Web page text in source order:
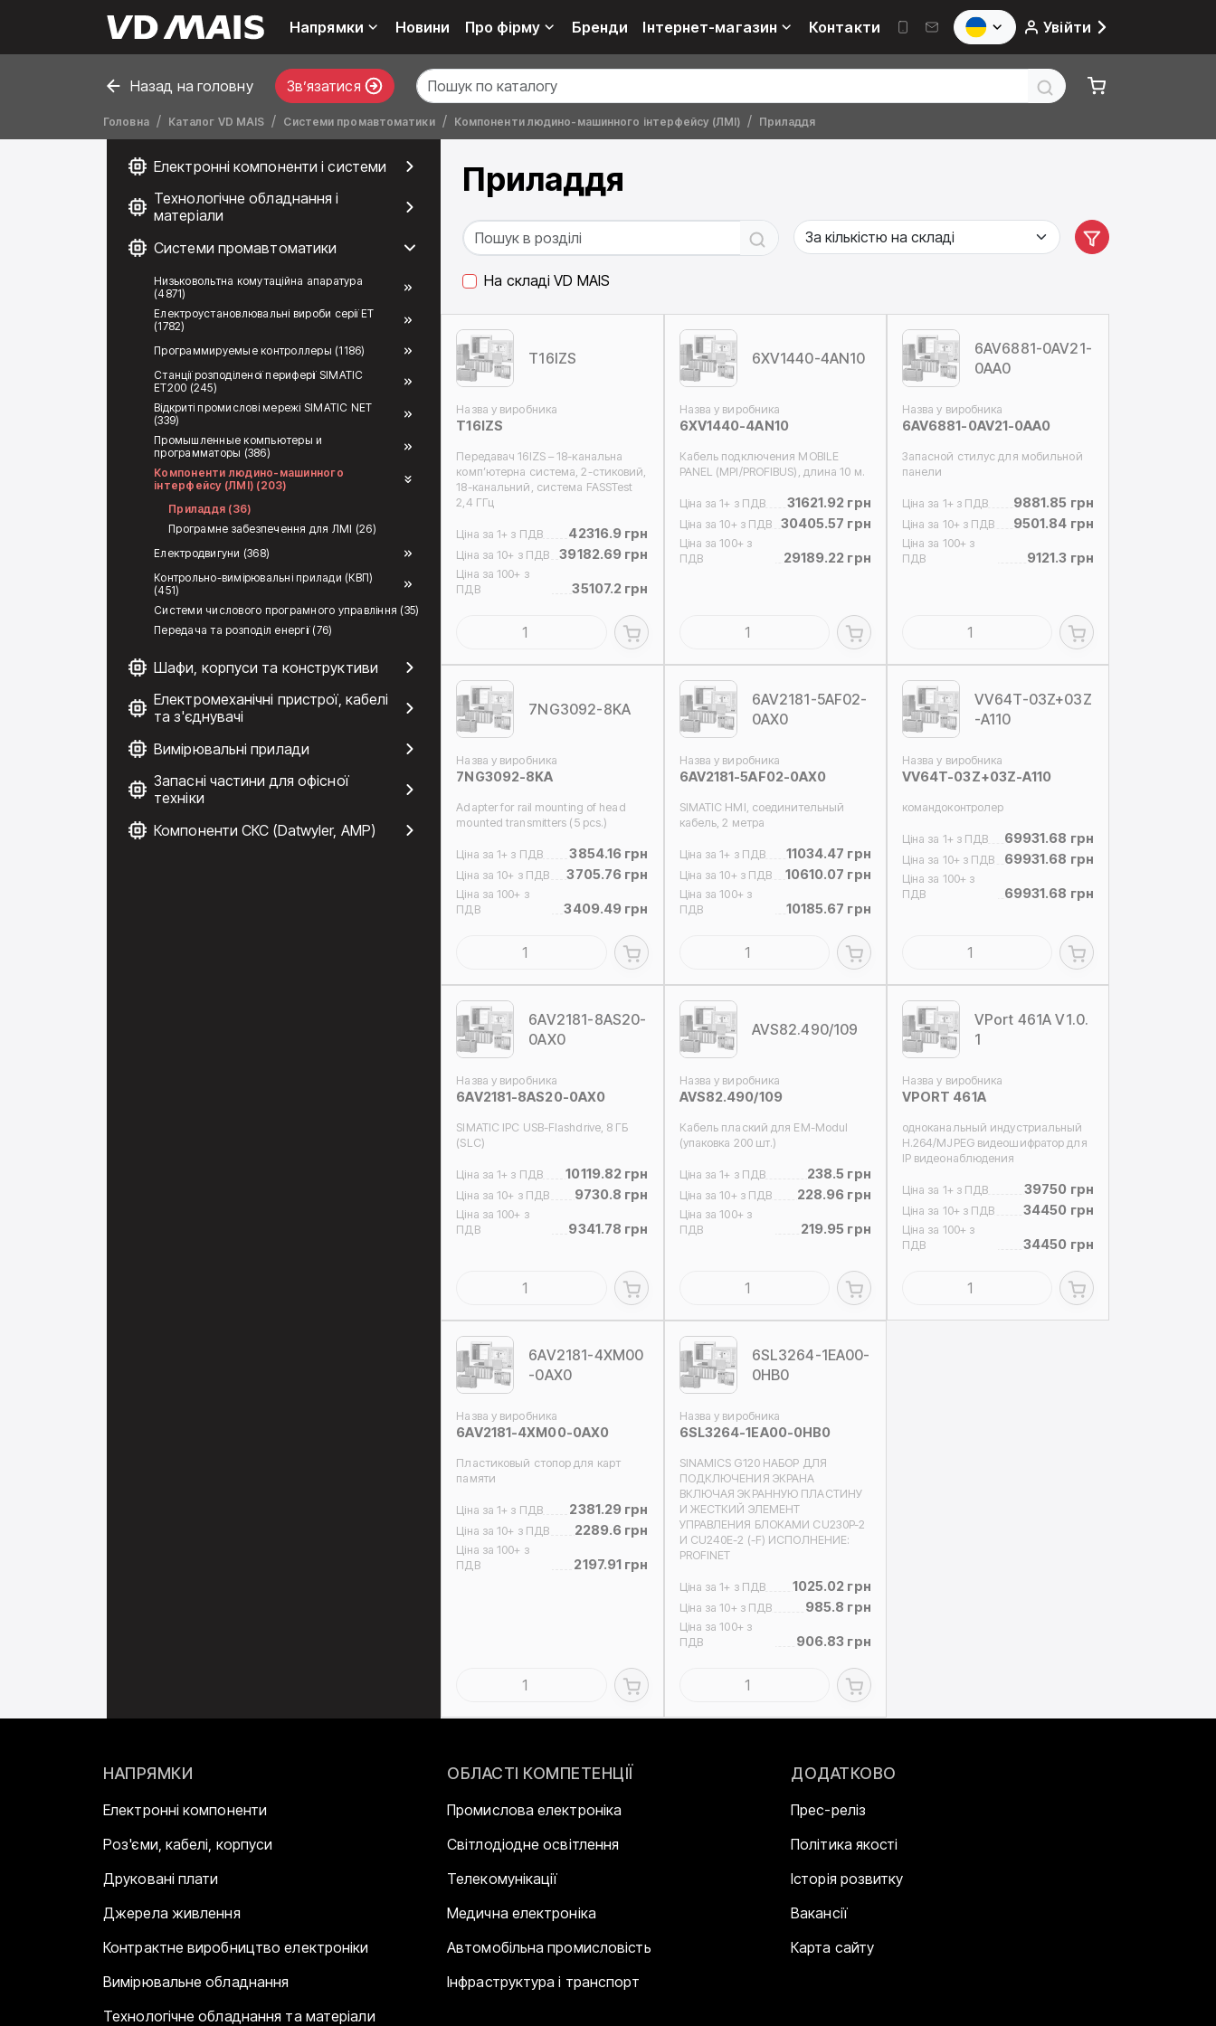
Напрямки Новини Про фірму Бренди Інтернет-магазин Контакти Увійти
Назад на головну Звʼязатися
Головна Каталог VD MAIS Системи промавтоматики Компоненти людино-машинного інтерфейсу (ЛМІ) Приладдя
Електронні компоненти і системи
Технологічне обладнання і
матеріали
Системи промавтоматики
Низьковольтна комутаційна апаратура
(4871)
Електроустановлювальні вироби серії ЕТ
(1782)
Программируемые контроллеры (1186)
Станції розподіленої периферії SIMATIC
ET200 (245)
Відкриті промислові мережі SIMATIC NET
(339)
Промышленные компьютеры и
программаторы (386)
Компоненти людино-машинного
інтерфейсу (ЛМІ) (203)
Приладдя (36)
Програмне забезпечення для ЛМІ (26)
Електродвигуни (368)
Контрольно-вимірювальні прилади (КВП)
(451)
Системи числового програмного управління (35)
Передача та розподіл енергії (76)
Шафи, корпуси та конструктиви
Електромеханічні пристрої, кабелі
та з'єднувачі
Вимірювальні прилади
Запасні частини для офісної
техніки
Компоненти СКС (Datwyler, AMP)
Приладдя
На складі VD MAIS
T16IZS
Назва у виробника
T16IZS
Передавач 16IZS – 18-канальна
комп’ютерна система, 2-стиковий,
18-канальний, система FASSTest
2,4 ГГц
Ціна за 1+ з ПДВ 42316.9 грн
Ціна за 10+ з ПДВ 39182.69 грн
Ціна за 100+ з
ПДВ
35107.2 грн
6XV1440-4AN10
Назва у виробника
6XV1440-4AN10
Кабель подключения MOBILE
PANEL (MPI/PROFIBUS), длина 10 м.
Ціна за 1+ з ПДВ 31621.92 грн
Ціна за 10+ з ПДВ 30405.57 грн
Ціна за 100+ з
ПДВ
29189.22 грн
6AV6881-0AV21-
0AA0
Назва у виробника
6AV6881-0AV21-0AA0
Запасной стилус для мобильной
панели
Ціна за 1+ з ПДВ 9881.85 грн
Ціна за 10+ з ПДВ 9501.84 грн
Ціна за 100+ з
ПДВ
9121.3 грн
7NG3092-8KA
Назва у виробника
7NG3092-8KA
Adapter for rail mounting of head
mounted transmitters (5 pcs.)
Ціна за 1+ з ПДВ 3854.16 грн
Ціна за 10+ з ПДВ 3705.76 грн
Ціна за 100+ з
ПДВ
3409.49 грн
6AV2181-5AF02-
0AX0
Назва у виробника
6AV2181-5AF02-0AX0
SIMATIC HMI, соединительный
кабель, 2 метра
Ціна за 1+ з ПДВ 11034.47 грн
Ціна за 10+ з ПДВ 10610.07 грн
Ціна за 100+ з
ПДВ
10185.67 грн
VV64T-03Z+03Z
-A110
Назва у виробника
VV64T-03Z+03Z-A110
командоконтролер
Ціна за 1+ з ПДВ 69931.68 грн
Ціна за 10+ з ПДВ 69931.68 грн
Ціна за 100+ з
ПДВ
69931.68 грн
6AV2181-8AS20-
0AX0
Назва у виробника
6AV2181-8AS20-0AX0
SIMATIC IPC USB-Flashdrive, 8 ГБ
(SLC)
Ціна за 1+ з ПДВ 10119.82 грн
Ціна за 10+ з ПДВ 9730.8 грн
Ціна за 100+ з
ПДВ
9341.78 грн
AVS82.490/109
Назва у виробника
AVS82.490/109
Кабель плаский для EM-Modul
(упаковка 200 шт.)
Ціна за 1+ з ПДВ 238.5 грн
Ціна за 10+ з ПДВ 228.96 грн
Ціна за 100+ з
ПДВ
219.95 грн
VPort 461A V1.0.
1
Назва у виробника
VPORT 461A
одноканальный индустриальный
H.264/MJPEG видеошифратор для
IP видеонаблюдения
Ціна за 1+ з ПДВ 39750 грн
Ціна за 10+ з ПДВ 34450 грн
Ціна за 100+ з
ПДВ
34450 грн
6AV2181-4XM00
-0AX0
Назва у виробника
6AV2181-4XM00-0AX0
Пластиковый стопор для карт
памяти
Ціна за 1+ з ПДВ 2381.29 грн
Ціна за 10+ з ПДВ 2289.6 грн
Ціна за 100+ з
ПДВ
2197.91 грн
6SL3264-1EA00-
0HB0
Назва у виробника
6SL3264-1EA00-0HB0
SINAMICS G120 НАБОР ДЛЯ
ПОДКЛЮЧЕНИЯ ЭКРАНА
ВКЛЮЧАЯ ЭКРАННУЮ ПЛАСТИНУ
И ЖЕСТКИЙ ЭЛЕМЕНТ
УПРАВЛЕНИЯ БЛОКАМИ CU230P-2
И CU240E-2 (-F) ИСПОЛНЕНИЕ:
PROFINET
Ціна за 1+ з ПДВ 1025.02 грн
Ціна за 10+ з ПДВ 985.8 грн
Ціна за 100+ з
ПДВ
906.83 грн
НАПРЯМКИ
Електронні компоненти
Роз'єми, кабелі, корпуси
Друковані плати
Джерела живлення
Контрактне виробництво електроніки
Вимірювальне обладнання
Технологічне обладнання та матеріали
ОБЛАСТІ КОМПЕТЕНЦІЇ
Промислова електроніка
Світлодіодне освітлення
Телекомунікації
Медична електроніка
Автомобільна промисловість
Інфраструктура і транспорт
ДОДАТКОВО
Прес-реліз
Політика якості
Історія розвитку
Вакансії
Карта сайту